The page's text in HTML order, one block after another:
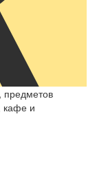
предметов
кафе и